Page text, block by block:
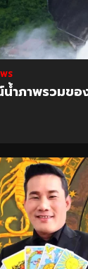
ำภาพรวมขอ